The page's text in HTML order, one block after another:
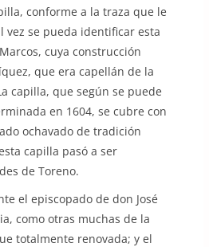
conforme a la traza que le
vez se pueda identificar esta
cuya construcción
que era capellán de la
capilla, que según se puede
en 1604, se cubre con
ochavado de tradición
capilla pasó a ser
de Toreno.
el episcopado de don José
como otras muchas de la
totalmente renovada; y el